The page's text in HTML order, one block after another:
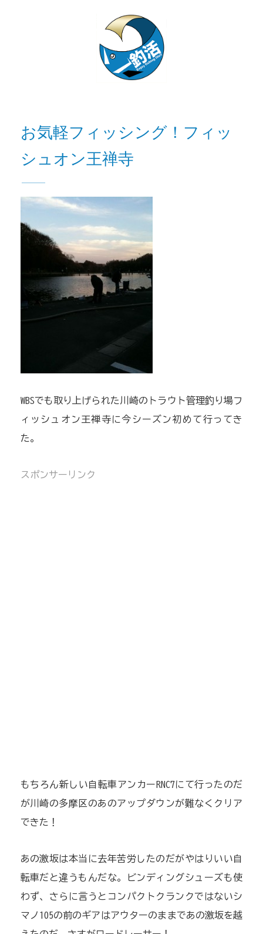
お気軽フィッシング！フィッ
シュオン王禅寺
WBSでも取り上げられた川崎のトラウト管理釣り場フ
ィッシュオン王禅寺に今シーズン初めて行ってき
た。
スポンサーリンク
もちろん新しい自転車アンカーRNC7にて行ったのだ
が川崎の多摩区のあのアップダウンが難なくクリア
できた！
あの激坂は本当に去年苦労したのだがやはりいい自
転車だと違うもんだな。ビンディングシューズも使
わず、さらに言うとコンパクトクランクではないシ
マノ105の前のギアはアウターのままであの激坂を越